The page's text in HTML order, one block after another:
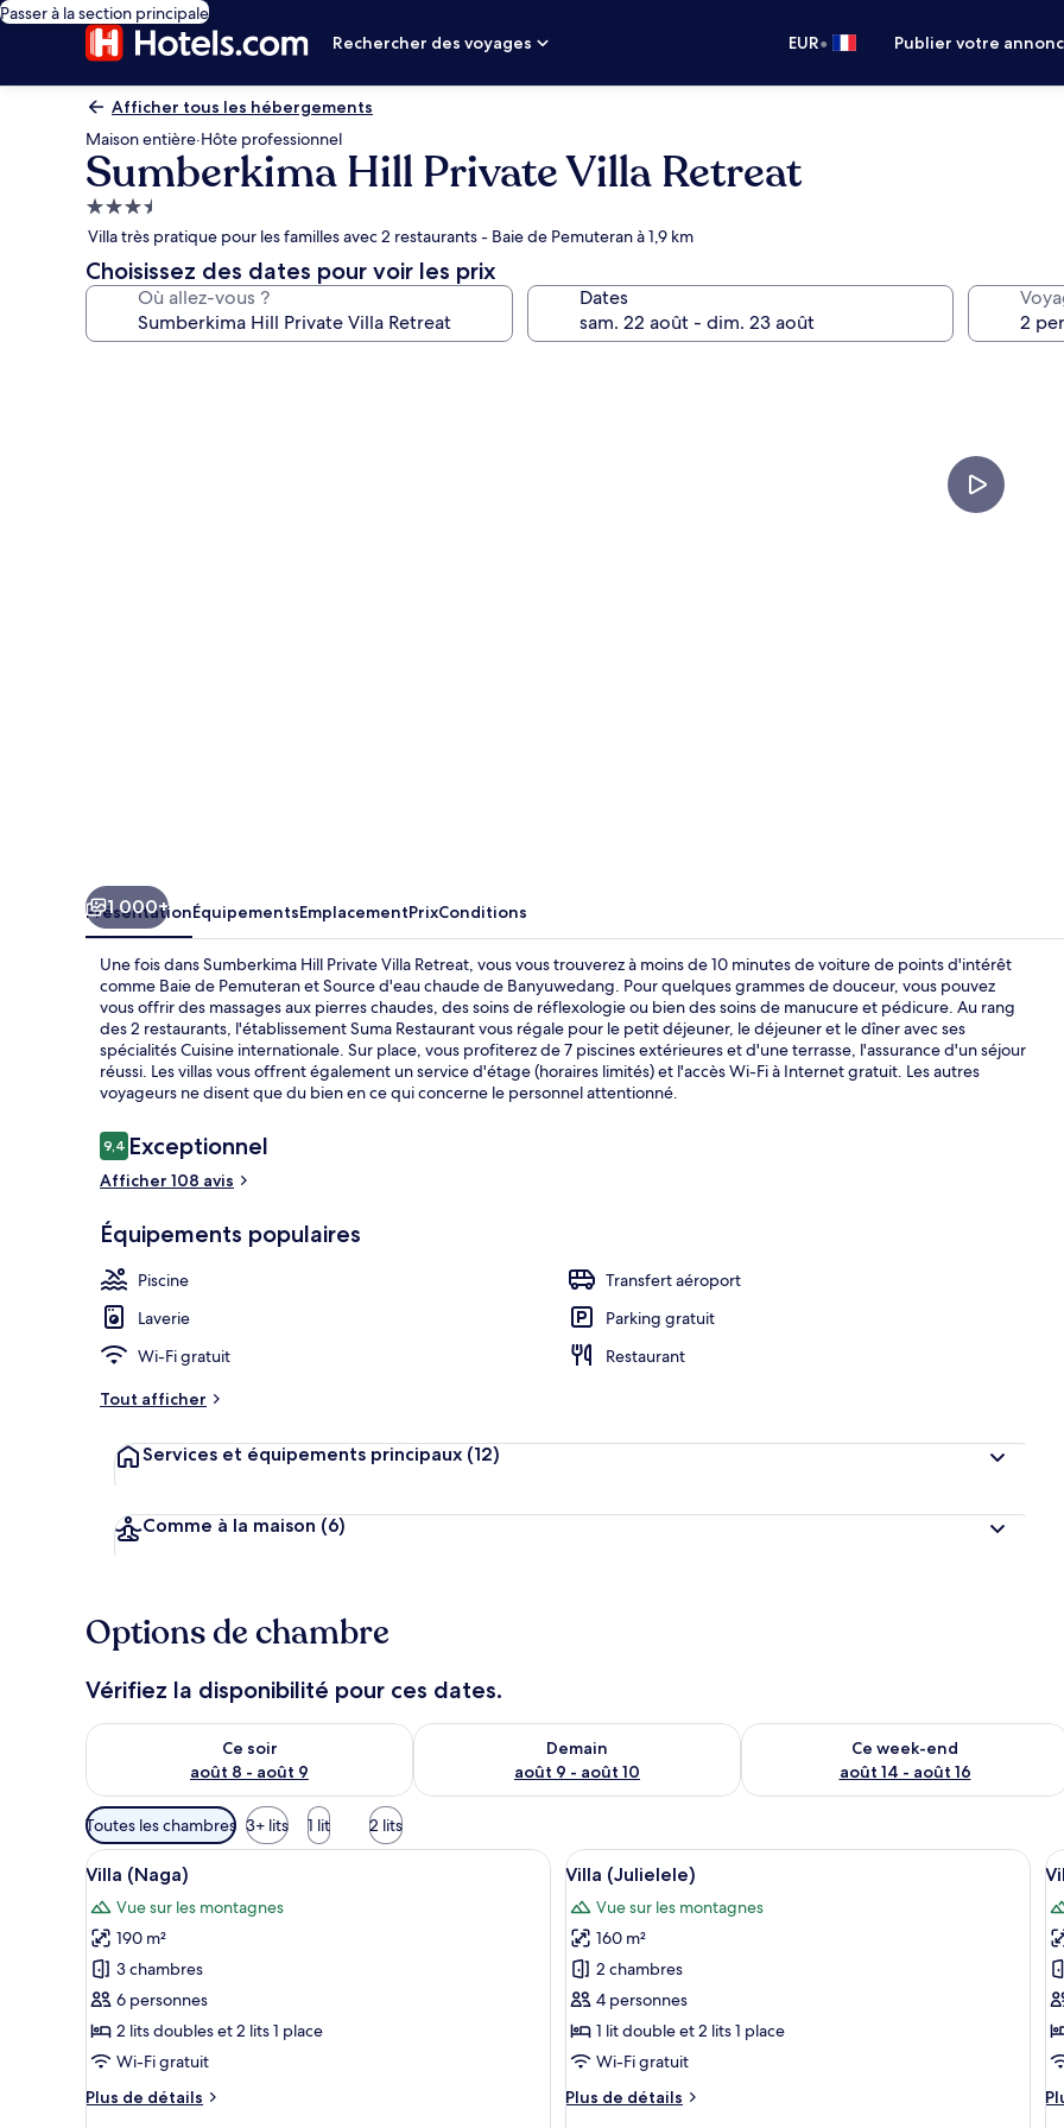
Passer à la section principale
Rechercher des voyages
EUR• Publier votre
Afficher tous les hébergements
Maison entière·Hôte professionnel
Sumberkima Hill Private Villa Retreat
Hébergement
3.5 étoiles
Villa très pratique pour les familles avec 2 restaurants - Baie de Pemuteran à 1,9 km
Choisissez des dates pour voir les prix
Où allez-vous ? Dates
Villa El
1 000+
PrésentationÉquipementsEmplacementPrixConditions
Une fois dans Sumberkima Hill Private Villa Retreat, vous vous trouverez à moins de 10 minutes de voiture de points d'intérêt
comme Baie de Pemuteran et Source d'eau chaude de Banyuwedang. Pour quelques grammes de douceur, vous pouvez
vous offrir des massages aux pierres chaudes, des soins de réflexologie ou bien des soins de manucure et pédicure. Au rang
des 2 restaurants, l'établissement Suma Restaurant vous régale pour le petit déjeuner, le déjeuner et le dîner avec ses
spécialités Cuisine internationale. Sur place, vous profiterez de 7 piscines extérieures et d'une terrasse, l'assurance d'un séjour
réussi. Les villas vous offrent également un service d'étage (horaires limités) et l'accès Wi-Fi à Internet gratuit. Les autres
voyageurs ne disent que du bien en ce qui concerne le personnel attentionné.
Avis
voyageurs
9,49,4 sur 10
Exceptionnel
Afficher 108 avis
Équipements populaires
Piscine
Transfert aéroport
Laverie
Parking gratuit
Wi-Fi gratuit
Restaurant
Tout afficher
Services et équipements principaux (12)
Comme à la maison (6)
Options de chambre
Vérifiez la disponibilité pour ces dates.
Ce soir
août 8 - août 9
Vérifier la disponibilité pour ce soir août 8 - août 9
Demain
août 9 - août 10
Vérifier la disponibilité pour demain août 9 - août 10
Ce week-end
août 14 - août 16
Vérifier la disponibilité pour ce week-
Filtres
disponibles
pour
chambres
Toutes les chambres 3+ lits 1 lit 2 lits
Afficher
toutes
les
photos
pour
ce
type
de
chambre :
Villa
Une piscine avec vue sur les montagnes, une terrasse en bois et un patio fermé par des baies vitrées.
31
Villa (Naga)
Vue sur les montagnes
190 m²
3 chambres
6 personnes
2 lits doubles et 2 lits 1 place
Wi-Fi gratuit
Plus de détails
Plus
Afficher
toutes
les
photos
pour
ce
type
de
chambre :
Villa
Une maison moderne avec une
23
Villa (Julielele)
Vue sur les montagnes
160 m²
2 chambres
4 personnes
1 lit double et 2 lits 1 place
Wi-Fi gratuit
Plus de détails
Plus